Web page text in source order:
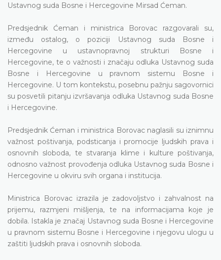
Ustavnog suda Bosne i Hercegovine Mirsad Ćeman.
Predsjednik Ćeman i ministrica Borovac razgovarali su,
između ostalog, o poziciji Ustavnog suda Bosne i
Hercegovine u ustavnopravnoj strukturi Bosne i
Hercegovine, te o važnosti i značaju odluka Ustavnog suda
Bosne i Hercegovine u pravnom sistemu Bosne i
Hercegovine. U tom kontekstu, posebnu pažnju sagovornici
su posvetili pitanju izvršavanja odluka Ustavnog suda Bosne
i Hercegovine.
Predsjednik Ćeman i ministrica Borovac naglasili su iznimnu
važnost poštivanja, podsticanja i promocije ljudskih prava i
osnovnih sloboda, te stvaranja klime i kulture poštivanja,
odnosno važnost provođenja odluka Ustavnog suda Bosne i
Hercegovine u okviru svih organa i institucija.
Ministrica Borovac izrazila je zadovoljstvo i zahvalnost na
prijemu, razmjeni mišljenja, te na informacijama koje je
dobila. Istakla je značaj Ustavnog suda Bosne i Hercegovine
u pravnom sistemu Bosne i Hercegovine i njegovu ulogu u
zaštiti ljudskih prava i osnovnih sloboda.